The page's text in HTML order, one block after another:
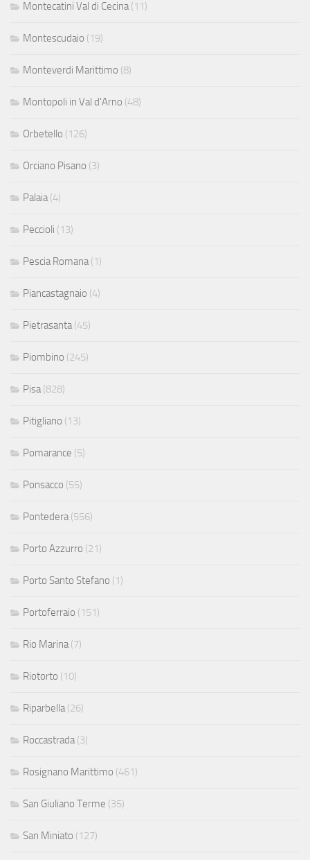
Montecatini Val di Cecina (11)
Montescudaio (19)
Monteverdi Marittimo (8)
Montopoli in Val d'Arno (48)
Orbetello (126)
Orciano Pisano (3)
Palaia (4)
Peccioli (13)
Pescia Romana (1)
Piancastagnaio (4)
Pietrasanta (45)
Piombino (245)
Pisa (828)
Pitigliano (13)
Pomarance (5)
Ponsacco (55)
Pontedera (556)
Porto Azzurro (21)
Porto Santo Stefano (1)
Portoferraio (151)
Rio Marina (7)
Riotorto (10)
Riparbella (26)
Roccastrada (3)
Rosignano Marittimo (461)
San Giuliano Terme (35)
San Miniato (127)